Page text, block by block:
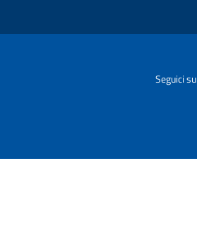
Seguici su